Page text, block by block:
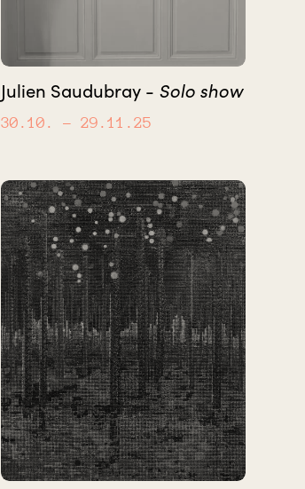
Julien Saudubray - Solo show
30.10. – 29.11.25